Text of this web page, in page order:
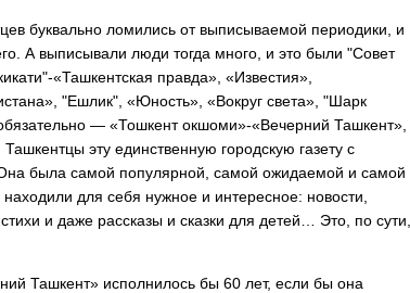
буквально ломились от выписываемой периодики, и
А выписывали люди тогда много, и это были "Совет
«Ташкентская правда», «Известия»,
"Ешлик", «Юность», «Вокруг света», "Шарк
— «Тошкент окшоми»-«Вечерний Ташкент»,
эту единственную городскую газету с
была самой популярной, самой ожидаемой и самой
для себя нужное и интересное: новости,
и даже рассказы и сказки для детей… Это, по сути,
Ташкент» исполнилось бы 60 лет, если бы она